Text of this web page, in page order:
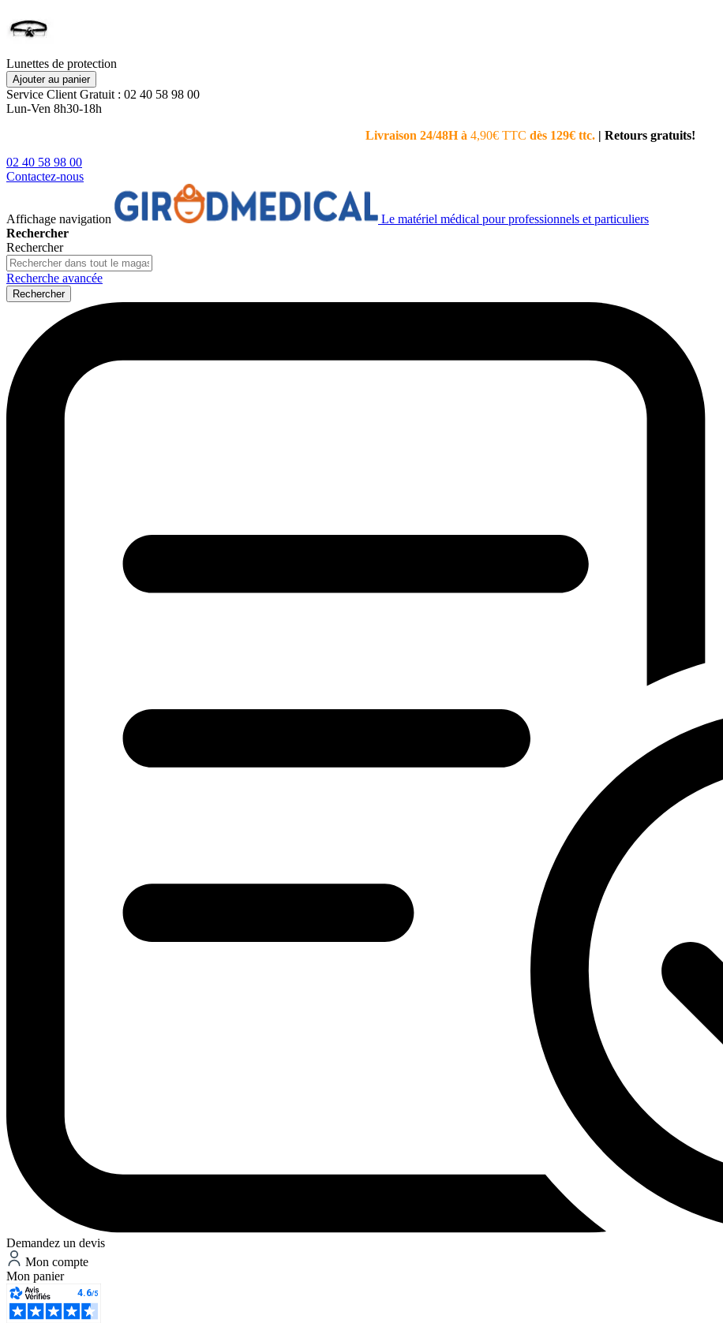
Lunettes de protection
Ajouter au panier
Service Client Gratuit : 02 40 58 98 00
Lun-Ven 8h30-18h
Livraison 24/48H à 4,90€ TTC dès 129€ ttc. | Retours gratuits!
02 40 58 98 00
Contactez-nous
Affichage navigation
Le matériel médical pour professionnels et particuliers
Rechercher
Rechercher
Recherche avancée
Rechercher
Demandez un devis
Mon compte
Mon panier